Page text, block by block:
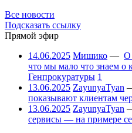
Все новости
Подсказать ссылку
Прямой эфир
14.06.2025 Мишико — О
что мы мало что знаем о
Генпрокуратуры 1
13.06.2025 ZayunyaTyan
показывают клиентам
13.06.2025 ZayunyaTyan
сервисы — на примере